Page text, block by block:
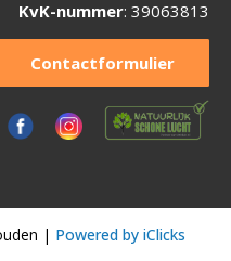
KvK-nummer: 39063813
Contactformulier
| Powered by iClicks